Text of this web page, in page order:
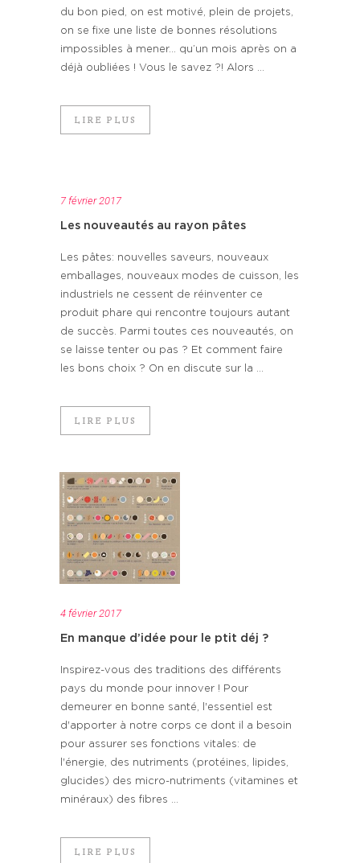
du bon pied, on est motivé, plein de projets,
on se fixe une liste de bonnes résolutions
impossibles à mener… qu’un mois après on a
déjà oubliées ! Vous le savez ?! Alors ...
LIRE PLUS
7 février 2017
Les nouveautés au rayon pâtes
Les pâtes: nouvelles saveurs, nouveaux
emballages, nouveaux modes de cuisson, les
industriels ne cessent de réinventer ce
produit phare qui rencontre toujours autant
de succès. Parmi toutes ces nouveautés, on
se laisse tenter ou pas ? Et comment faire
les bons choix ? On en discute sur la ...
LIRE PLUS
4 février 2017
En manque d’idée pour le ptit déj ?
Inspirez-vous des traditions des différents
pays du monde pour innover ! Pour
demeurer en bonne santé, l'essentiel est
d'apporter à notre corps ce dont il a besoin
pour assurer ses fonctions vitales: de
l'énergie, des nutriments (protéines, lipides,
glucides) des micro-nutriments (vitamines et
minéraux) des fibres ...
LIRE PLUS